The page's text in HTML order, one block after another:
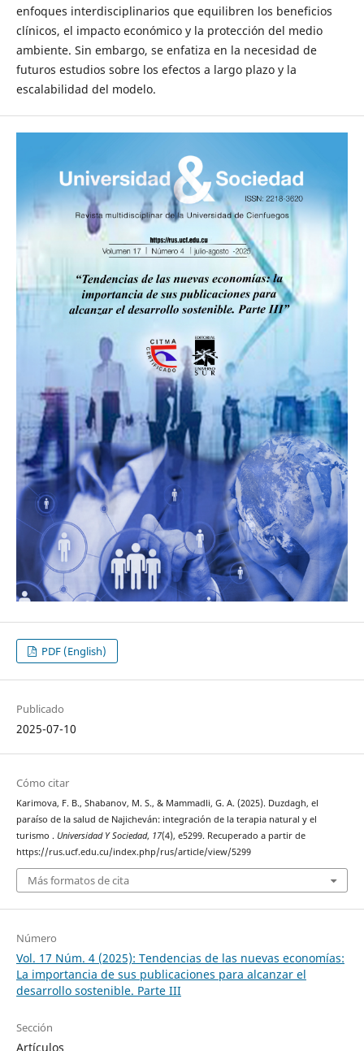
enfoques interdisciplinarios que equilibren los beneficios
clínicos, el impacto económico y la protección del medio
ambiente. Sin embargo, se enfatiza en la necesidad de
futuros estudios sobre los efectos a largo plazo y la
escalabilidad del modelo.
PDF (English)
Publicado
2025-07-10
Cómo citar
Karimova, F. B., Shabanov, M. S., & Mammadli, G. A. (2025). Duzdagh, el
paraíso de la salud de Najicheván: integración de la terapia natural y el
turismo . Universidad Y Sociedad, 17(4), e5299. Recuperado a partir de
https://rus.ucf.edu.cu/index.php/rus/article/view/5299
Más formatos de cita
Número
Vol. 17 Núm. 4 (2025): Tendencias de las nuevas economías:
La importancia de sus publicaciones para alcanzar el
desarrollo sostenible. Parte III
Sección
Artículos